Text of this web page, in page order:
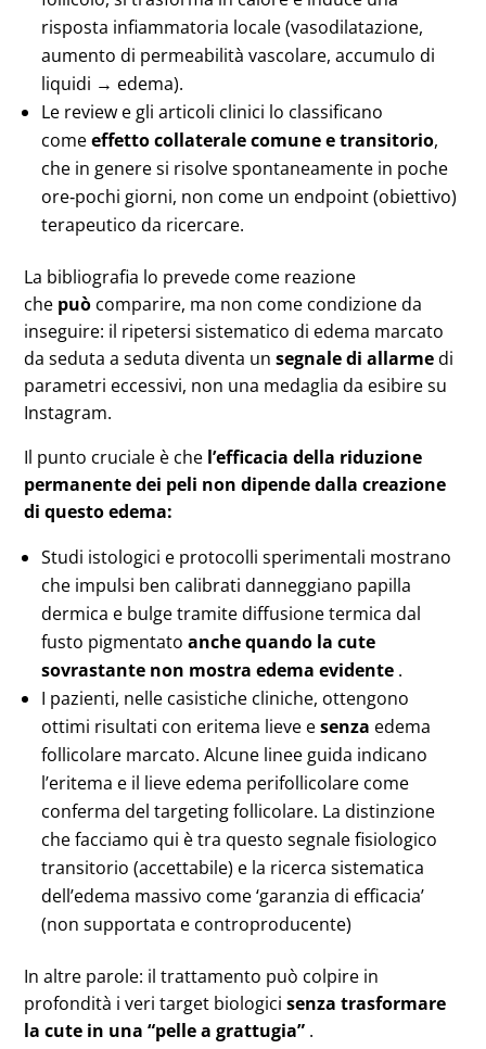
risposta infiammatoria locale (vasodilatazione,
aumento di permeabilità vascolare, accumulo di
liquidi → edema).
Le review e gli articoli clinici lo classificano
comeeffetto collaterale comune e transitorio,
che in genere si risolve spontaneamente in poche
ore‑pochi giorni, non come un endpoint (obiettivo)
terapeutico da ricercare.
La bibliografia lo prevede come reazione
che può comparire, ma non come condizione da
inseguire: il ripetersi sistematico di edema marcato
da seduta a seduta diventa unsegnale di allarmedi
parametri eccessivi, non una medaglia da esibire su
Instagram.
Il punto cruciale è che l’efficacia della riduzione
permanente dei peli non dipende dalla creazione
di questo edema:
Studi istologici e protocolli sperimentali mostrano
che impulsi ben calibrati danneggiano papilla
dermica e bulge tramite diffusione termica dal
fusto pigmentatoanche quando la cute
sovrastante non mostra edema evidente .
I pazienti, nelle casistiche cliniche, ottengono
ottimi risultati con eritema lieve esenza edema
follicolare marcato. Alcune linee guida indicano
l’eritema e il lieve edema perifollicolare come
conferma del targeting follicolare. La distinzione
che facciamo qui è tra questo segnale fisiologico
transitorio (accettabile) e la ricerca sistematica
dell’edema massivo come ‘garanzia di efficacia’
(non supportata e controproducente)
In altre parole: il trattamento può colpire in
profondità i veri target biologicisenza trasformare
la cute in una “pelle a grattugia” .